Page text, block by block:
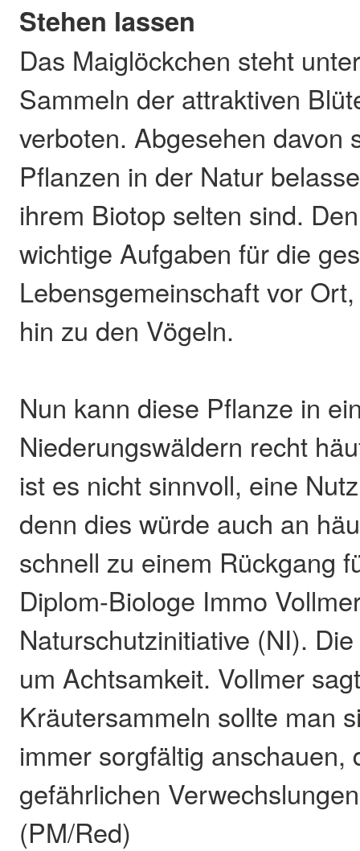
Stehen lassen
Das Maiglöckchen steht
Sammeln der attraktiven
verboten. Abgesehen davon
Pflanzen in der Natur
ihrem Biotop selten sind.
wichtige Aufgaben für die
Lebensgemeinschaft vor
hin zu den Vögeln.
Nun kann diese Pflanze in
Niederungswäldern recht
ist es nicht sinnvoll, eine
denn dies würde auch an
schnell zu einem Rückgang
Diplom-Biologe Immo
Naturschutzinitiative (NI).
um Achtsamkeit. Vollmer
Kräutersammeln sollte man
immer sorgfältig anschauen,
gefährlichen
(PM/Red)